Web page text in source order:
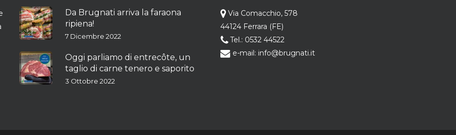
Da Brugnati arriva la faraona
ripiena!
7 Dicembre 2022
Oggi parliamo di entrecôte, un
taglio di carne tenero e saporito
3 Ottobre 2022
Via Comacchio, 578
44124 Ferrara (FE)
Tel.: 0532 44522
e-mail: info@brugnati.it